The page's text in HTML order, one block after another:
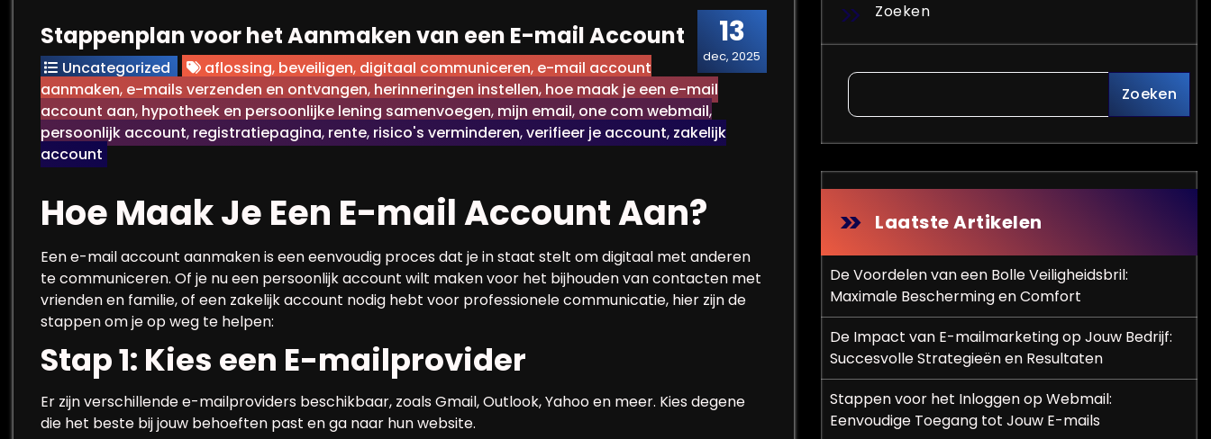
13
dec, 2025
Stappenplan voor het Aanmaken van een E-mail Account
Uncategorized aflossing, beveiligen, digitaal communiceren, e-mail account
aanmaken, e-mails verzenden en ontvangen, herinneringen instellen, hoe maak je een e-mail
account aan, hypotheek en persoonlijke lening samenvoegen, mijn email, one com webmail,
persoonlijk account, registratiepagina, rente, risico's verminderen,verifieer je account, zakelijk
account
Hoe Maak Je Een E-mail Account Aan?
Een e-mail account aanmaken is een eenvoudig proces dat je in staat stelt om digitaal met anderen
te communiceren. Of je nu een persoonlijk account wilt maken voor het bijhouden van contacten met
vrienden en familie, of een zakelijk account nodig hebt voor professionele communicatie, hier zijn de
stappen om je op weg te helpen:
Stap 1: Kies een E-mailprovider
Er zijn verschillende e-mailproviders beschikbaar, zoals Gmail, Outlook, Yahoo en meer. Kies degene
die het beste bij jouw behoeften past en ga naar hun website.
Zoeken
Zoeken
Laatste Artikelen
De Voordelen van een Bolle Veiligheidsbril:
Maximale Bescherming en Comfort
De Impact van E-mailmarketing op Jouw Bedrijf:
Succesvolle Strategieën en Resultaten
Stappen voor het Inloggen op Webmail:
Eenvoudige Toegang tot Jouw E-mails